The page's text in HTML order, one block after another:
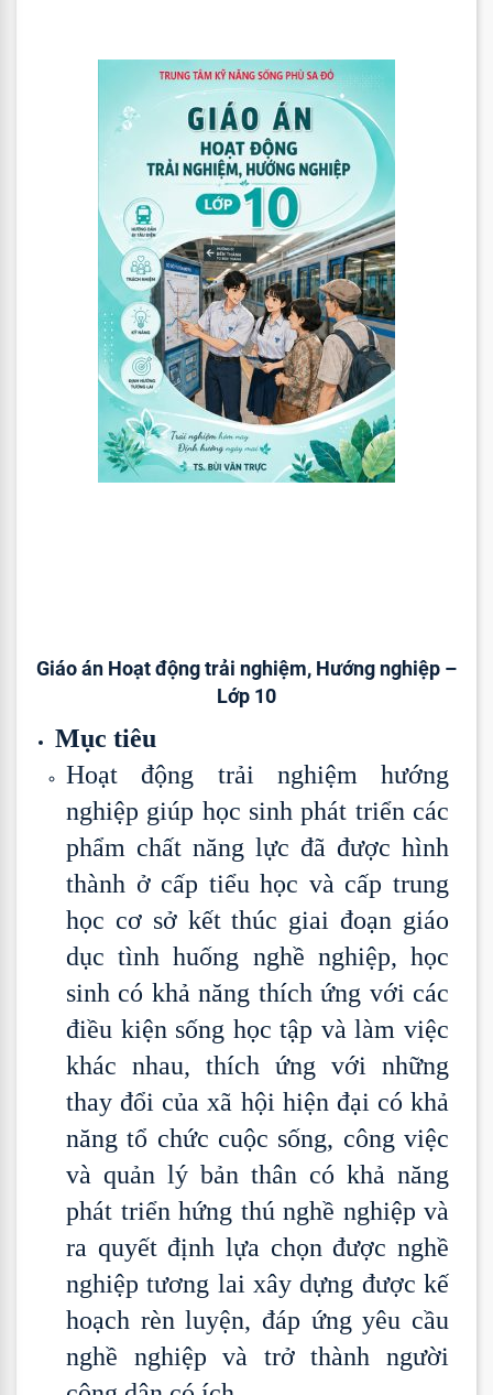
Giáo án Hoạt động trải nghiệm, Hướng nghiệp –
Lớp 10
Mục tiêu
Hoạt động trải nghiệm hướng
nghiệp giúp học sinh phát triển các
phẩm chất năng lực đã được hình
thành ở cấp tiểu học và cấp trung
học cơ sở kết thúc giai đoạn giáo
dục tình huống nghề nghiệp, học
sinh có khả năng thích ứng với các
điều kiện sống học tập và làm việc
khác nhau, thích ứng với những
thay đổi của xã hội hiện đại có khả
năng tổ chức cuộc sống, công việc
và quản lý bản thân có khả năng
phát triển hứng thú nghề nghiệp và
ra quyết định lựa chọn được nghề
nghiệp tương lai xây dựng được kế
hoạch rèn luyện, đáp ứng yêu cầu
nghề nghiệp và trở thành người